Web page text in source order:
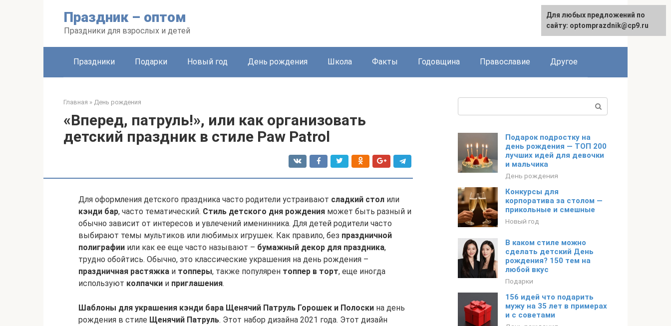
Праздник – оптом
Праздники для взрослых и детей
Праздники Подарки Новый год День рождения Школа Факты Годовщина Православие Другое
Главная » День рождения
«Вперед, патруль!», или как организовать
детский праздник в стиле Paw Patrol
Для оформления детского праздника часто родители устраивают сладкий стол или
кэнди бар, часто тематический. Стиль детского дня рождения может быть разный и
обычно зависит от интересов и увлечений именинника. Для детей родители часто
выбирают темы мультиков или любимых игрушек. Как правило, без праздничной
полиграфии или как ее еще часто называют – бумажный декор для праздника,
трудно обойтись. Обычно, это классические украшения на день рождения –
праздничная растяжка и топперы, также популярен топпер в торт, еще иногда
используют колпачки и приглашения.
Шаблоны для украшения кэнди бара Щенячий Патруль Горошек и Полоски на день
рождения в стиле Щенячий Патруль. Этот набор дизайна 2021 года. Этот дизайн
Подарок подростку на
день рождения — ТОП 200
лучших идей для девочки
и мальчика
День рождения
Конкурсы для
корпоратива за столом —
прикольные и смешные
Новый год
В каком стиле можно
сделать детский День
рождения? 150 тем на
любой вкус
Подарки
156 идей что подарить
мужу на 35 лет в примерах
и с советами
Для любых предложений по
сайту: optomprazdnik@cp9.ru